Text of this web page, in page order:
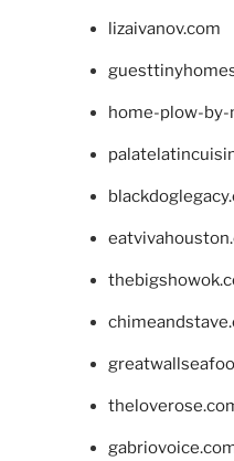
lizaivanov.com
home-plow-by-